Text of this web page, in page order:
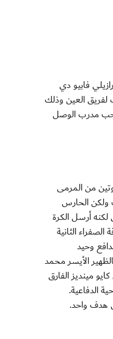
عيسى البرازيلي فابيو دي
العين وذلك
يسحب مدرب الوصل
من المرمى
ولكن الحارس
أرسل الكرة
الثانية
وحيد
بالظهير الأيسر محمد
كايو مينديز الفارق
الدفاعية.
هدف واحد.